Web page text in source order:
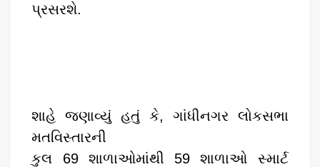
પ્રસરશે.
શાહે જણાવ્યું હતું કે, ગાંધીનગર લોકસભા
મતવિસ્તારની
કુલ 69 શાળાઓમાંથી 59 શાળાઓ સ્માર્ટ